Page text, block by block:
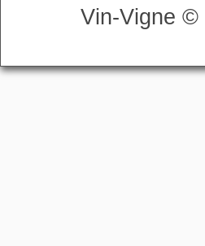
Vin-Vigne ©